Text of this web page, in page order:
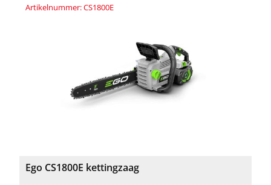
Artikelnummer: CS1800E
Ego CS1800E kettingzaag